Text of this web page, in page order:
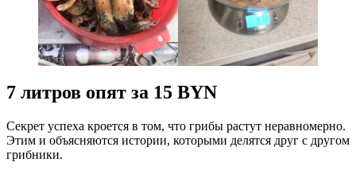
7 литров опят за 15 BYN
Секрет успеха кроется в том, что грибы растут неравномерно.
Этим и объясняются истории, которыми делятся друг с другом
грибники.